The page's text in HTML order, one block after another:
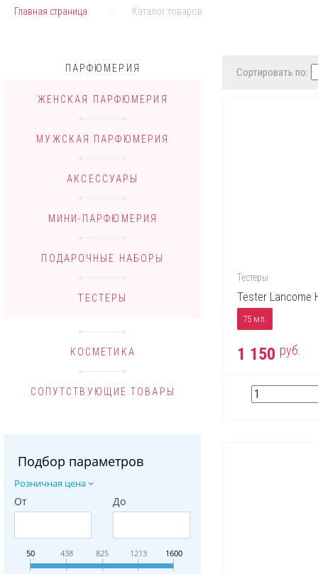
Главная страница Каталог товаров
ПАРФЮМЕРИЯ
ЖЕНСКАЯ ПАРФЮМЕРИЯ
МУЖСКАЯ ПАРФЮМЕРИЯ
АКСЕССУАРЫ
МИНИ-ПАРФЮМЕРИЯ
ПОДАРОЧНЫЕ НАБОРЫ
ТЕСТЕРЫ
КОСМЕТИКА
СОПУТСТВУЮЩИЕ ТОВАРЫ
Подбор параметров
Розничная цена
От До
50 438 825 1213 1600
Сортировать по:
Тестеры
Tester Lancome
75 мл.
1 150 руб.